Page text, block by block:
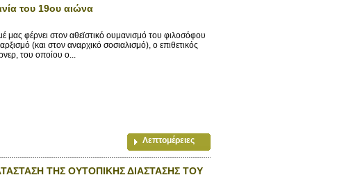
του 19ου αιώνα
μας φέρνει στον αθεϊστικό ουμανισμό του φιλοσόφου
(και στον αναρχικό σοσιαλισμό), ο επιθετικός
του οποίου ο...
Λεπτομέρειες
ΤΗΣ ΟΥΤΟΠΙΚΗΣ ΔΙΑΣΤΑΣΗΣ ΤΟΥ